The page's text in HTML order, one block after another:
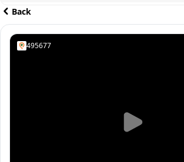
Back
495677